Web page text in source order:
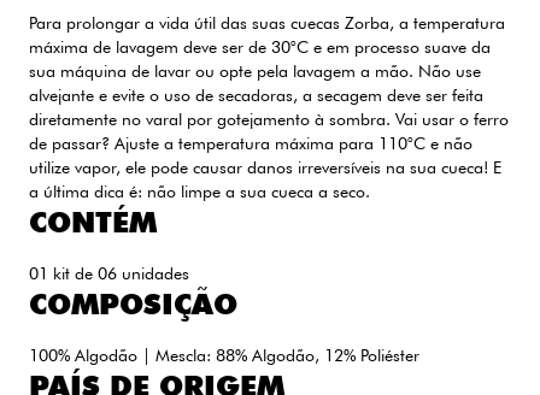
Para prolongar a vida útil das suas cuecas Zorba, a temperatura
máxima de lavagem deve ser de 30°C e em processo suave da
sua máquina de lavar ou opte pela lavagem a mão. Não use
alvejante e evite o uso de secadoras, a secagem deve ser feita
diretamente no varal por gotejamento à sombra. Vai usar o ferro
de passar? Ajuste a temperatura máxima para 110°C e não
utilize vapor, ele pode causar danos irreversíveis na sua cueca! E
a última dica é: não limpe a sua cueca a seco.
CONTÉM
01 kit de 06 unidades
COMPOSIÇÃO
100% Algodão | Mescla: 88% Algodão, 12% Poliéster
PAÍS DE ORIGEM